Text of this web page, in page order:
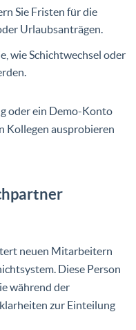
Sie Fristen für die
Urlaubsanträgen.
wie Schichtwechsel oder
oder ein Demo-Konto
Kollegen ausprobieren
neuen Mitarbeitern
Diese Person
während der
zur Einteilung